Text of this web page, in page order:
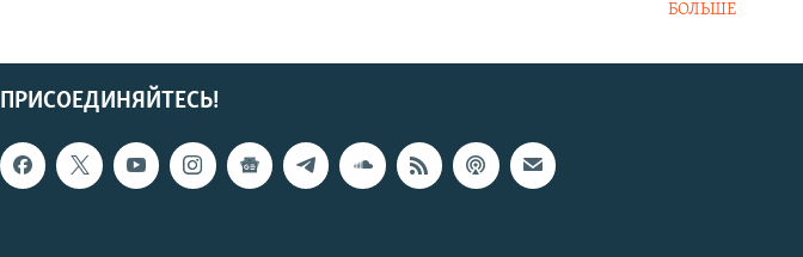
БОЛЬШЕ
ПРИСОЕДИНЯЙТЕСЬ!